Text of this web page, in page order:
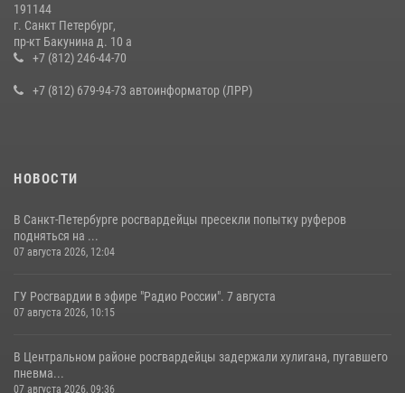
В Ленобласти сотрудники Росгвардии провели встречу с
воспитанниками детского клуба «Умные каникулы»
191144
г. Санкт Петербург,
пр-кт Бакунина д. 10 а
+7 (812) 246-44-70
+7 (812) 679-94-73 автоинформатор (ЛРР)
НОВОСТИ
В Санкт-Петербурге росгвардейцы пресекли попытку руферов
подняться на ...
07 августа 2026, 12:04
ГУ Росгвардии в эфире "Радио России". 7 августа
07 августа 2026, 10:15
В Центральном районе росгвардейцы задержали хулигана, пугавшего
пневма...
07 августа 2026, 09:36